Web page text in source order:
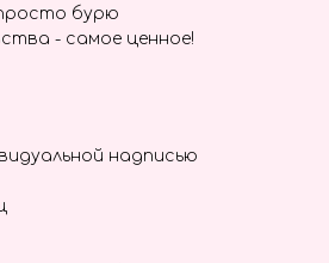
бурю
- самое ценное!
надписью